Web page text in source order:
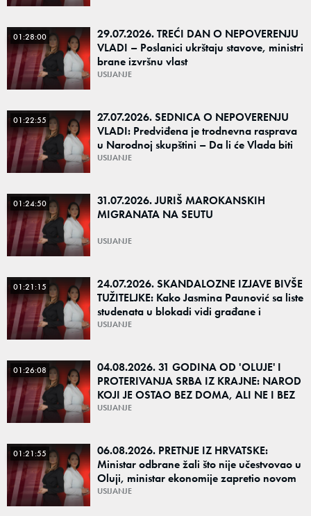
01:28:00
29.07.2026. TREĆI DAN O NEPOVERENJU
VLADI – Poslanici ukrštaju stavove, ministri
brane izvršnu vlast
USIJANJE
01:22:55
27.07.2026. SEDNICA O NEPOVERENJU
VLADI: Predviđena je trodnevna rasprava
u Narodnoj skupštini – Da li će Vlada biti
odbranjena ili izglasano nepoverenje?
USIJANJE
01:24:50
31.07.2026. JURIŠ MAROKANSKIH
MIGRANATA NA SEUTU
USIJANJE
01:21:15
24.07.2026. SKANDALOZNE IZJAVE BIVŠE
TUŽITELJKE: Kako Jasmina Paunović sa liste
studenata u blokadi vidi građane i
budućnost Srbije ako pobede na izborima?
USIJANJE
01:26:08
04.08.2026. 31 GODINA OD 'OLUJE' I
PROTERIVANJA SRBA IZ KRAJNE: NAROD
KOJI JE OSTAO BEZ DOMA, ALI NE I BEZ
KORENA
USIJANJE
01:21:55
06.08.2026. PRETNJE IZ HRVATSKE:
Ministar odbrane žali što nije učestvovao u
Oluji, ministar ekonomije zapretio novom
Olujom – Da li su u Zagrebu i dalje ratni
USIJANJE